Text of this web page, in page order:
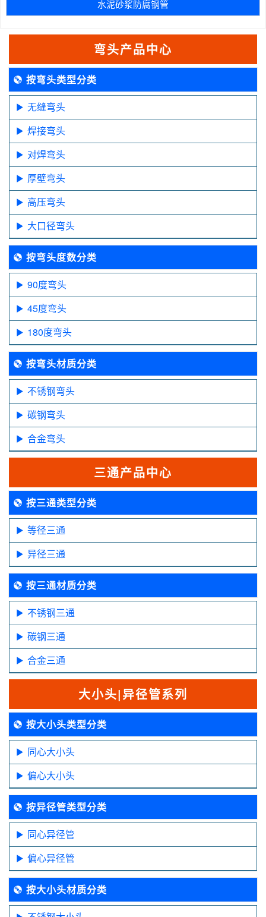
水泥砂浆防腐钢管
弯头产品中心
按弯头类型分类
无缝弯头
焊接弯头
对焊弯头
厚壁弯头
高压弯头
大口径弯头
按弯头度数分类
90度弯头
45度弯头
180度弯头
按弯头材质分类
不锈钢弯头
碳钢弯头
合金弯头
三通产品中心
按三通类型分类
等径三通
异径三通
按三通材质分类
不锈钢三通
碳钢三通
合金三通
大小头|异径管系列
按大小头类型分类
同心大小头
偏心大小头
按异径管类型分类
同心异径管
偏心异径管
按大小头材质分类